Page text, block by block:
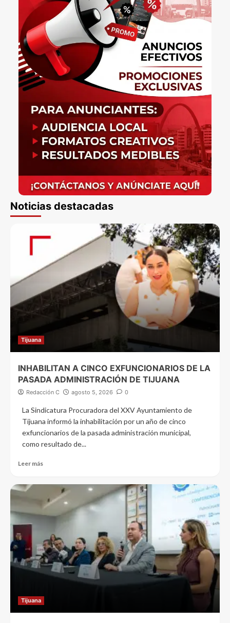
Noticias destacadas
Tijuana
INHABILITAN A CINCO EXFUNCIONARIOS DE LA
PASADA ADMINISTRACIÓN DE TIJUANA
Redacción C agosto 5, 2026 0
La Sindicatura Procuradora del XXV Ayuntamiento de
Tijuana informó la inhabilitación por un año de cinco
exfuncionarios de la pasada administración municipal,
como resultado de...
Leer más
Tijuana